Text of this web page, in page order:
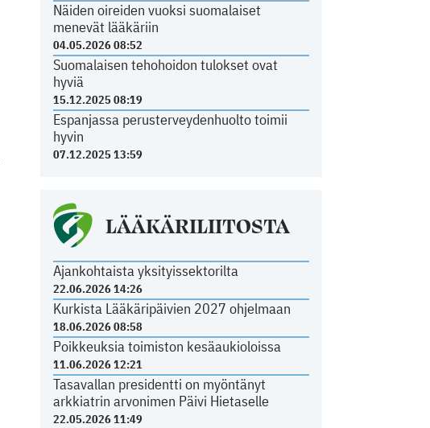
Näiden oireiden vuoksi suomalaiset
menevät lääkäriin
04.05.2026 08:52
Suomalaisen tehohoidon tulokset ovat
hyviä
15.12.2025 08:19
Espanjassa perusterveydenhuolto toimii
hyvin
07.12.2025 13:59
LÄÄKÄRILIITOSTA
Ajankohtaista yksityissektorilta
22.06.2026 14:26
Kurkista Lääkäripäivien 2027 ohjelmaan
18.06.2026 08:58
Poikkeuksia toimiston kesäaukioloissa
11.06.2026 12:21
Tasavallan presidentti on myöntänyt
arkkiatrin arvonimen Päivi Hietaselle
22.05.2026 11:49